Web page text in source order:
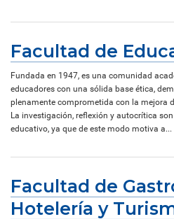
Facultad de
Fundada en 1947, es una comunidad
educadores con una sólida base ética,
plenamente comprometida con la mejora
La investigación, reflexión y autocrítica
educativo, ya que de este modo motiva a...
Facultad de
Hotelería y